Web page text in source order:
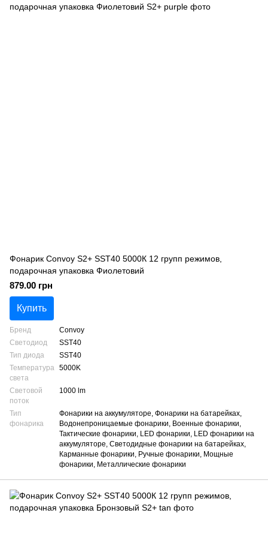
Фонарик Convoy S2+ SST40 5000К 12 групп режимов,
подарочная упаковка Фиолетовий
879.00 грн
Купить
Бренд
Convoy
Светодиод
SST40
Тип диода
SST40
Температура
света
5000K
Световой
поток
1000 lm
Тип
фонарика
Фонарики на аккумуляторе, Фонарики на батарейках,
Водонепроницаемые фонарики, Военные фонарики,
Тактические фонарики, LED фонарики, LED фонарики на
аккумуляторе, Светодидные фонарики на батарейках,
Карманные фонарики, Ручные фонарики, Мощные
фонарики, Металлические фонарики